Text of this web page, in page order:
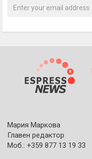
Мария Маркова
Главен редактор
Моб.: +359 877 13 19 33